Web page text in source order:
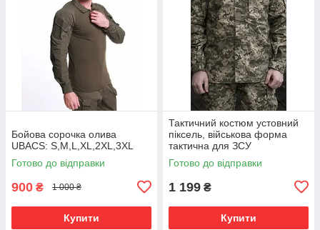
Бойова сорочка олива
UBACS: S,M,L,XL,2XL,3XL
Готово до відправки
900 ₴ 1 000 ₴
Купити
Тактичний костюм устовний
піксель, військова форма
тактична для ЗСУ
Готово до відправки
1 199 ₴
Купити